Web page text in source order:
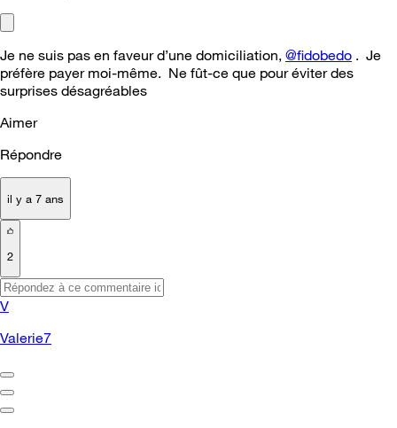
Je ne suis pas en faveur d’une domiciliation, @fidobedo . Je
préfère payer moi-même. Ne fût-ce que pour éviter des
surprises désagréables
Aimer
Répondre
il y a 7 ans
2
V
Valerie7